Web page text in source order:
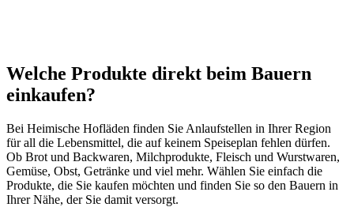
Welche Produkte direkt beim Bauern
einkaufen?
Bei Heimische Hofläden finden Sie Anlaufstellen in Ihrer Region
für all die Lebensmittel, die auf keinem Speiseplan fehlen dürfen.
Ob Brot und Backwaren, Milchprodukte, Fleisch und Wurstwaren,
Gemüse, Obst, Getränke und viel mehr. Wählen Sie einfach die
Produkte, die Sie kaufen möchten und finden Sie so den Bauern in
Ihrer Nähe, der Sie damit versorgt.